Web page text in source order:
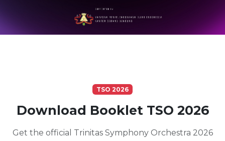
TSO 2026
Download Booklet TSO 2026
Get the official Trinitas Symphony Orchestra 2026